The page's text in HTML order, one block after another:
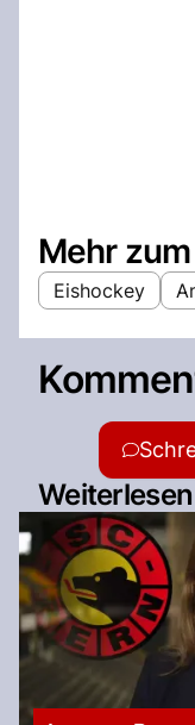
Mehr
Eishockey
Weiterlesen